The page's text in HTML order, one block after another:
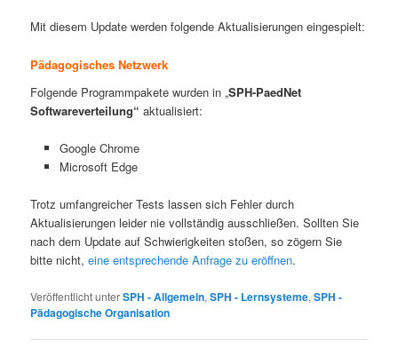
Mit diesem Update werden folgende Aktualisierungen eingespielt:
Pädagogisches Netzwerk
Folgende Programmpakete wurden in „SPH-PaedNet
Softwareverteilung“ aktualisiert:
Google Chrome
Microsoft Edge
Trotz umfangreicher Tests lassen sich Fehler durch
Aktualisierungen leider nie vollständig ausschließen. Sollten Sie
nach dem Update auf Schwierigkeiten stoßen, so zögern Sie
bitte nicht,eine entsprechende Anfrage zu eröffnen.
Veröffentlicht unterSPH - Allgemein,SPH - Lernsysteme,SPH -
Pädagogische Organisation